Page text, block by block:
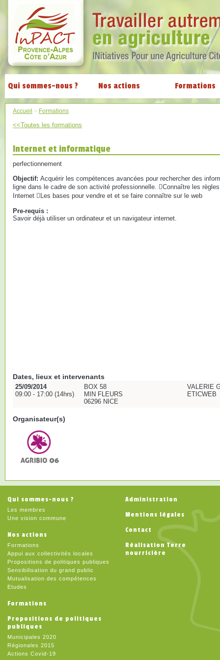
Qui sommes-nous ? Nos actions Formations
Accueil > Formations
<<Toutes les formations
Internet et informatique
perfectionnement
Objectif: Acquérir les compétences avancées pour rechercher des
ligne dans le cadre de son activité professionnelle. Connaître les
Internet Les bases pour vendre et et se faire connaître sur le web
Pre-requis :
Savoir déjà utiliser un ordinateur et un navigateur internet.
Dates, lieux et intervenants
25/09/2014
09:00 - 17:00 (14hrs)
BOX 58
MIN FLEURS
06296 NICE
VALERIE
ETICWEB
Organisateur(s)
Qui sommes-nous ?
Les membres
Une vision commune
Nos actions
Formations
Appui aux collectivités locales
Propositions de politiques publiques
Sensibilisation du grand public
Mutualisation des compétences
Etudes
Formations
Propositions de politiques
publiques
Municipales 2020
Régionales 2015
Actions Covid-19
Administration
Mentions légales
Contact
Réalisation Terre
nourricière